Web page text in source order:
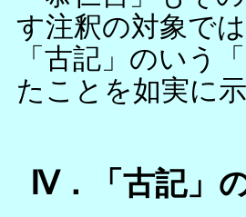
す注釈の対象で
「古記」のいう
たことを如実に
Ⅳ．「古記」